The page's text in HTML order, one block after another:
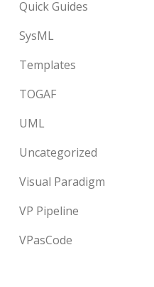
Quick Guides
SysML
Templates
TOGAF
UML
Uncategorized
Visual Paradigm
VP Pipeline
VPasCode